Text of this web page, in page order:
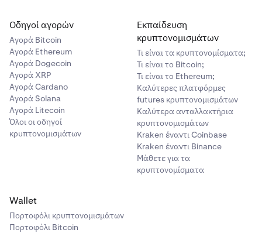
Οδηγοί αγορών
Αγορά Bitcoin
Αγορά Ethereum
Αγορά Dogecoin
Αγορά XRP
Αγορά Cardano
Αγορά Solana
Αγορά Litecoin
Όλοι οι οδηγοί
κρυπτονομισμάτων
Εκπαίδευση
κρυπτονομισμάτων
Τι είναι τα κρυπτονομίσματα;
Τι είναι το Bitcoin;
Τι είναι το Ethereum;
Καλύτερες πλατφόρμες
futures κρυπτονομισμάτων
Καλύτερα ανταλλακτήρια
κρυπτονομισμάτων
Kraken έναντι Coinbase
Kraken έναντι Binance
Μάθετε για τα
κρυπτονομίσματα
Wallet
Πορτοφόλι κρυπτονομισμάτων
Πορτοφόλι Bitcoin